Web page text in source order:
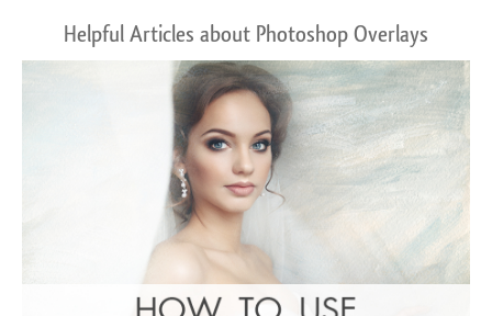
Helpful Articles about Photoshop Overlays